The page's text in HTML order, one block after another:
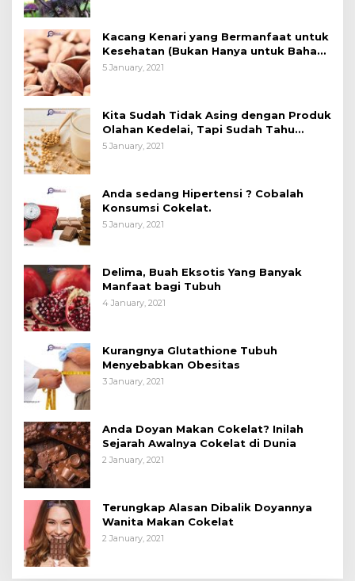
Kacang Kenari yang Bermanfaat untuk
Kesehatan (Bukan Hanya untuk Bahan
Kue)
5 January, 2021
Kita Sudah Tidak Asing dengan Produk
Olahan Kedelai, Tapi Sudah Tahu
Manfaatnya untuk Kesehatan?
5 January, 2021
Anda sedang Hipertensi ? Cobalah
Konsumsi Cokelat.
5 January, 2021
Delima, Buah Eksotis Yang Banyak
Manfaat bagi Tubuh
4 January, 2021
Kurangnya Glutathione Tubuh
Menyebabkan Obesitas
3 January, 2021
Anda Doyan Makan Cokelat? Inilah
Sejarah Awalnya Cokelat di Dunia
2 January, 2021
Terungkap Alasan Dibalik Doyannya
Wanita Makan Cokelat
2 January, 2021